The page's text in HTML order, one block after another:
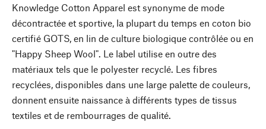
Knowledge Cotton Apparel est synonyme de mode
décontractée et sportive, la plupart du temps en coton bio
certifié GOTS, en lin de culture biologique contrôlée ou en
"Happy Sheep Wool". Le label utilise en outre des
matériaux tels que le polyester recyclé. Les fibres
recyclées, disponibles dans une large palette de couleurs,
donnent ensuite naissance à différents types de tissus
textiles et de rembourrages de qualité.